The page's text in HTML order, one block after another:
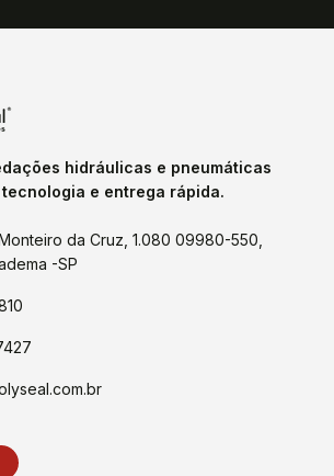
hidráulicas e pneumáticas
e entrega rápida.
da Cruz, 1.080 09980-550,
-SP